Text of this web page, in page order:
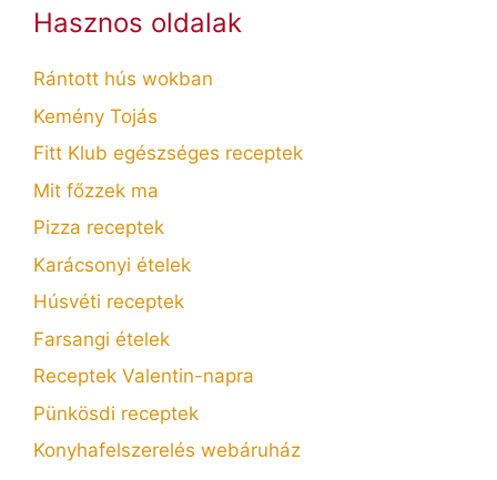
Hasznos oldalak
Rántott hús wokban
Kemény Tojás
Fitt Klub egészséges receptek
Mit főzzek ma
Pizza receptek
Karácsonyi ételek
Húsvéti receptek
Farsangi ételek
Receptek Valentin-napra
Pünkösdi receptek
Konyhafelszerelés webáruház